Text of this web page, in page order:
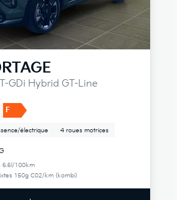
GDi Hybrid GT-Line
F
électrique 4 roues motrices
6.6l/100km
150g C02/km (kombi)